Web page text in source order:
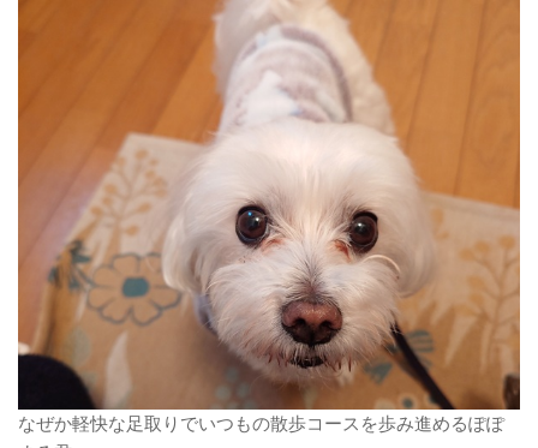
なぜか軽快な足取りでいつもの散歩コースを歩み進めるぽぽ